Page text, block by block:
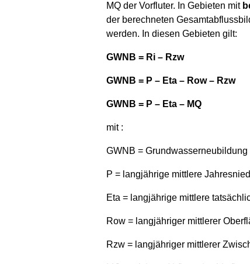
MQ der Vorfluter. In Gebieten mit
der berechneten
werden. In diesen Gebieten gilt:
GWNB = Ri – Rzw
GWNB = P – Eta – Row – Rzw
GWNB = P – Eta – MQ
mit :
GWNB = Grundwasserneubildung
P = langjährige mittlere
Eta = langjährige mittlere
Row = langjähriger mittlerer
Rzw = langjähriger mittlerer